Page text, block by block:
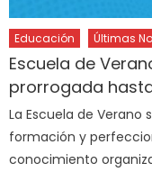
Educación Últimas
Escuela de
prorrogada
La Escuela de
formación y
conocimiento